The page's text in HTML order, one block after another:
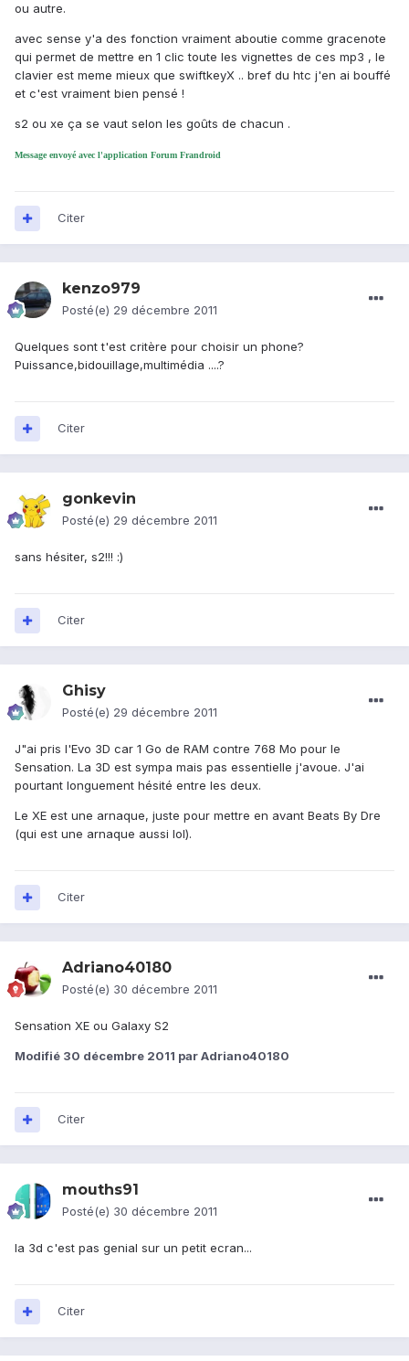
ou autre.
avec sense y'a des fonction vraiment aboutie comme gracenote
qui permet de mettre en 1 clic toute les vignettes de ces mp3 , le
clavier est meme mieux que swiftkeyX .. bref du htc j'en ai bouffé
et c'est vraiment bien pensé !
s2 ou xe ça se vaut selon les goûts de chacun .
Message envoyé avec l'application Forum Frandroid
Citer
kenzo979
Posté(e) 29 décembre 2011
Quelques sont t'est critère pour choisir un phone?
Puissance,bidouillage,multimédia ....?
Citer
gonkevin
Posté(e) 29 décembre 2011
sans hésiter, s2!!! :)
Citer
Ghisy
Posté(e) 29 décembre 2011
J"ai pris l'Evo 3D car 1 Go de RAM contre 768 Mo pour le
Sensation. La 3D est sympa mais pas essentielle j'avoue. J'ai
pourtant longuement hésité entre les deux.
Le XE est une arnaque, juste pour mettre en avant Beats By Dre
(qui est une arnaque aussi lol).
Citer
Adriano40180
Posté(e) 30 décembre 2011
Sensation XE ou Galaxy S2
Modifié 30 décembre 2011 par Adriano40180
Citer
mouths91
Posté(e) 30 décembre 2011
la 3d c'est pas genial sur un petit ecran...
Citer